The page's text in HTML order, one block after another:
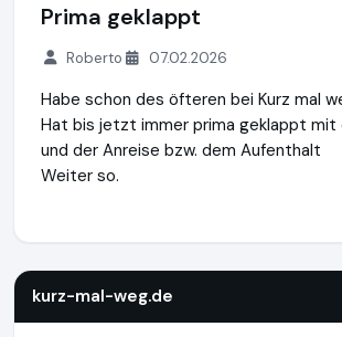
Prima geklappt
Roberto 07.02.2026
Habe schon des öfteren bei Kurz mal
Hat bis jetzt immer prima geklappt mit
und der Anreise bzw. dem Aufenthalt
Weiter so.
kurz-mal-weg.de